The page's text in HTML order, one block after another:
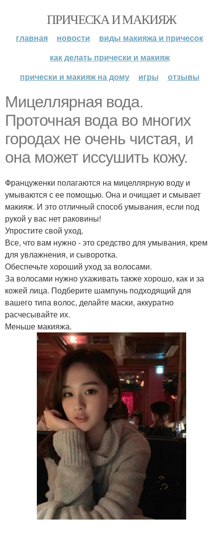
ПРИЧЕСКА И МАКИЯЖ
главная новости
виды макияжа и причесок
как делать прически и макияж
прически и макияж на дому
игры отзывы
Мицеллярная вода.
Проточная вода во многих
городах не очень чистая, и
она может иссушить кожу.
Француженки полагаются на мицеллярную воду и
умываются с ее помощью. Она и очищает и смывает
макияж. И это отличный способ умывания, если под
рукой у вас нет раковины!
Упростите свой уход.
Все, что вам нужно - это средство для умывания, крем
для увлажнения, и сыворотка.
Обеспечьте хороший уход за волосами.
За волосами нужно ухаживать также хорошо, как и за
кожей лица. Подберите шампунь подходящий для
вашего типа волос, делайте маски, аккуратно
расчесывайте их.
Меньше макияжа.